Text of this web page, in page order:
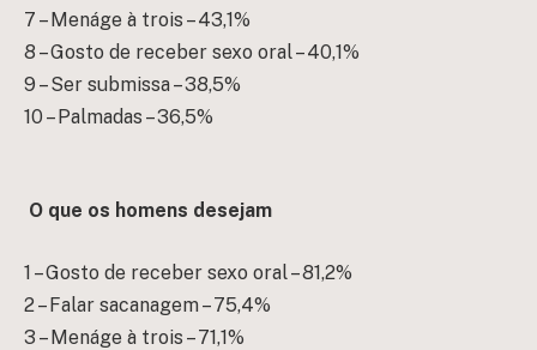
7 – Menáge à trois – 43,1%
8 – Gosto de receber sexo oral – 40,1%
9 – Ser submissa – 38,5%
10 – Palmadas – 36,5%
O que os homens desejam
1 – Gosto de receber sexo oral – 81,2%
2 – Falar sacanagem – 75,4%
3 – Menáge à trois – 71,1%